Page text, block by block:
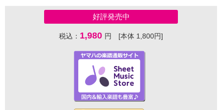
好評発売中
税込： 1,980 円 [本体 1,800円]